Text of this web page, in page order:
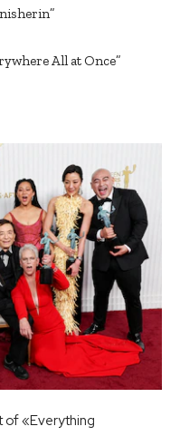
All at Once”
of «Everything